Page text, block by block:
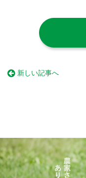
新しい記事へ